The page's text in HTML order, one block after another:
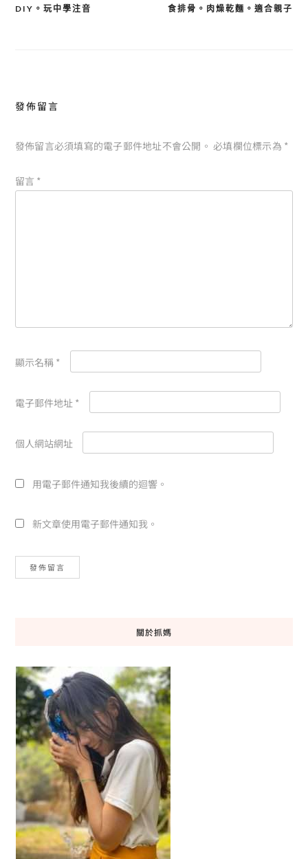
導
食排骨。肉燥乾麵。適合親子
DIY。玩中學注音
發佈留言
發佈留言必須填寫的電子郵件地址不會公開。 必填欄位標示為 *
留言 *
顯示名稱 *
電子郵件地址 *
個人網站網址
用電子郵件通知我後續的迴響。
新文章使用電子郵件通知我。
關於抓媽